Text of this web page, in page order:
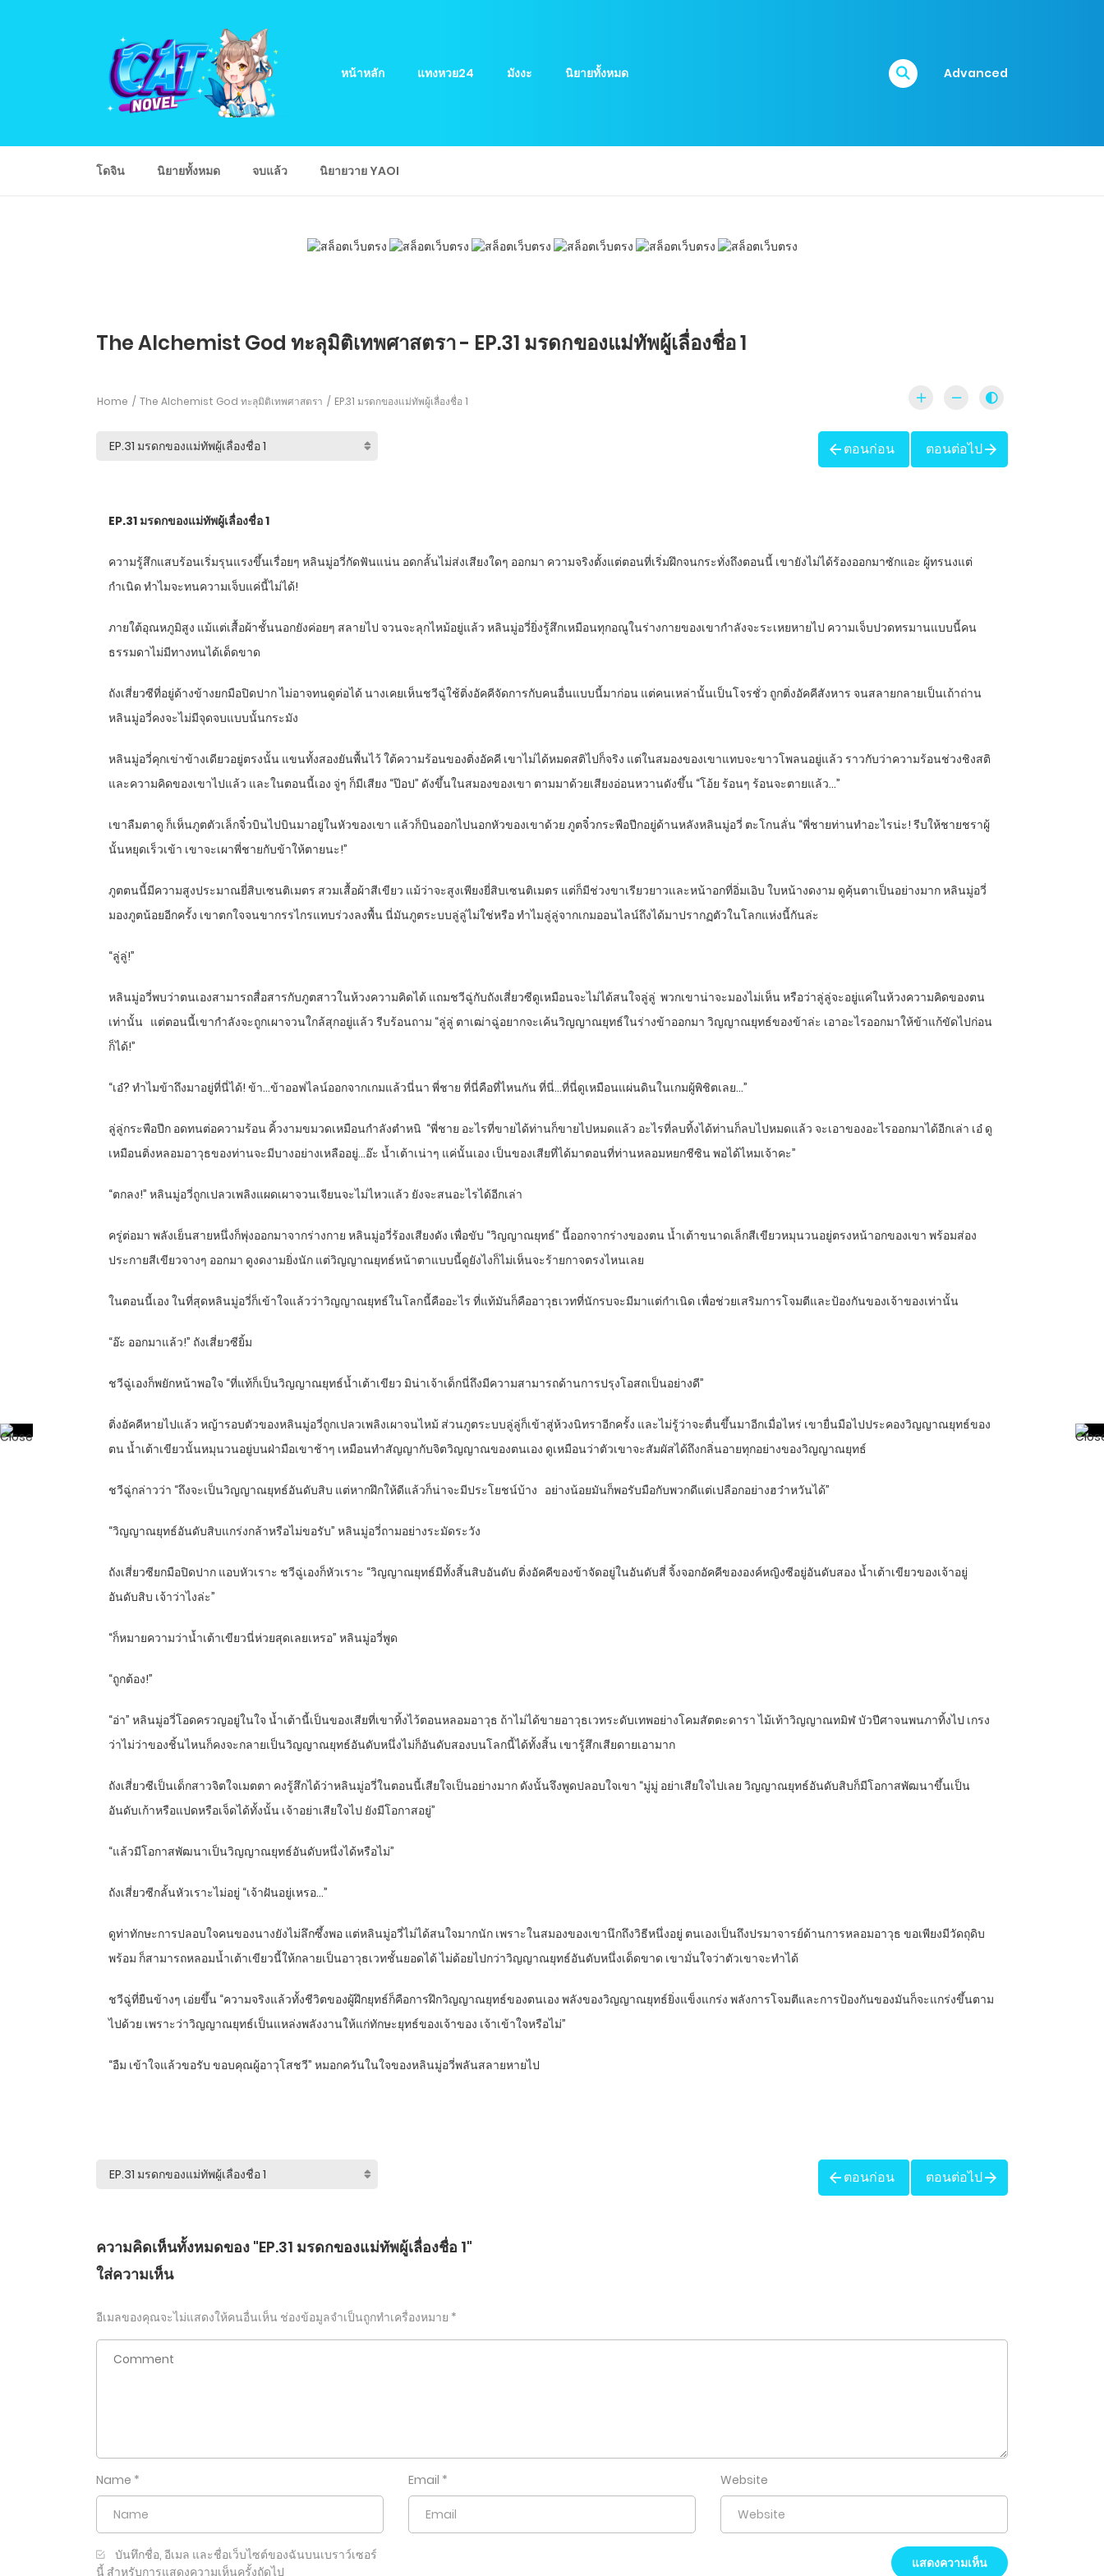
หน้าหลัก แทงหวย24 มังงะ นิยายทั้งหมด Advanced
โดจิน นิยายทั้งหมด จบแล้ว นิยายวาย YAOI
The Alchemist God ทะลุมิติเทพศาสตรา - EP.31 มรดกของแม่ทัพผู้เลื่องชื่อ 1
Home The Alchemist God ทะลุมิติเทพศาสตรา EP.31 มรดกของแม่ทัพผู้เลื่องชื่อ 1
ตอนก่อน ตอนต่อไป
EP.31 มรดกของแม่ทัพผู้เลื่องชื่อ1
ความรู้สึกแสบร้อนเริ่มรุนแรงขึ้นเรื่อยๆ หลินมู่อวี่กัดฟันแน่น อดกลั้นไม่ส่งเสียงใดๆ ออกมา ความจริงตั้งแต่ตอนที่เริ่มฝึกจนกระทั่งถึงตอนนี้ เขายังไม่ได้ร้องออกมาซักแอะ ผู้ทรนงแต่
กำเนิด ทำไมจะทนความเจ็บแค่นี้ไม่ได้!
ภายใต้อุณหภูมิสูง แม้แต่เสื้อผ้าชั้นนอกยังค่อยๆ สลายไป จวนจะลุกไหม้อยู่แล้ว หลินมู่อวี่ยิ่งรู้สึกเหมือนทุกอณูในร่างกายของเขากำลังจะระเหยหายไป ความเจ็บปวดทรมานแบบนี้คน
ธรรมดาไม่มีทางทนได้เด็ดขาด
ถังเสี่ยวซีที่อยู่ด้างข้างยกมือปิดปาก ไม่อาจทนดูต่อได้ นางเคยเห็นชวีฉู่ใช้ติ่งอัคคีจัดการกับคนอื่นแบบนี้มาก่อน แต่คนเหล่านั้นเป็นโจรชั่ว ถูกติ่งอัคคีสังหาร จนสลายกลายเป็นเถ้าถ่าน
หลินมู่อวี่คงจะไม่มีจุดจบแบบนั้นกระมัง
หลินมู่อวี่คุกเข่าข้างเดียวอยู่ตรงนั้น แขนทั้งสองยันพื้นไว้ ใต้ความร้อนของติ่งอัคคี เขาไม่ได้หมดสติไปก็จริง แต่ในสมองของเขาแทบจะขาวโพลนอยู่แล้ว ราวกับว่าความร้อนช่วงชิงสติ
และความคิดของเขาไปแล้ว และในตอนนี้เอง จู่ๆ ก็มีเสียง “ป๊อป” ดังขึ้นในสมองของเขา ตามมาด้วยเสียงอ่อนหวานดังขึ้น “โอ้ย ร้อนๆ ร้อนจะตายแล้ว…”
เขาลืมตาดู ก็เห็นภูตตัวเล็กจิ๋วบินไปบินมาอยู่ในหัวของเขา แล้วก็บินออกไปนอกหัวของเขาด้วย ภูตจิ๋วกระพือปีกอยู่ด้านหลังหลินมู่อวี่ ตะโกนลั่น “พี่ชายท่านทำอะไรน่ะ! รีบให้ชายชราผู้
นั้นหยุดเร็วเข้า เขาจะเผาพี่ชายกับข้าให้ตายนะ!”
ภูตตนนี้มีความสูงประมาณยี่สิบเซนติเมตร สวมเสื้อผ้าสีเขียว แม้ว่าจะสูงเพียงยี่สิบเซนติเมตร แต่ก็มีช่วงขาเรียวยาวและหน้าอกที่อิ่มเอิบ ใบหน้างดงาม ดูคุ้นตาเป็นอย่างมาก หลินมู่อวี่
มองภูตน้อยอีกครั้ง เขาตกใจจนขากรรไกรแทบร่วงลงพื้น นี่มันภูตระบบลู่ลู่ไม่ใช่หรือ ทำไมลู่ลู่จากเกมออนไลน์ถึงได้มาปรากฏตัวในโลกแห่งนี้กันล่ะ
“ลู่ลู่!”
หลินมู่อวี่พบว่าตนเองสามารถสื่อสารกับภูตสาวในห้วงความคิดได้ แถมชวีฉู่กับถังเสี่ยวซีดูเหมือนจะไม่ได้สนใจลู่ลู่ พวกเขาน่าจะมองไม่เห็น หรือว่าลู่ลู่จะอยู่แค่ในห้วงความคิดของตน
เท่านั้น แต่ตอนนี้เขากำลังจะถูกเผาจวนใกล้สุกอยู่แล้ว รีบร้อนถาม “ลู่ลู่ ตาเฒ่าฉู่อยากจะเค้นวิญญาณยุทธ์ในร่างข้าออกมา วิญญาณยุทธ์ของข้าล่ะ เอาอะไรออกมาให้ข้าแก้ขัดไปก่อน
ก็ได้!”
“เอ๋? ทำไมข้าถึงมาอยู่ที่นี่ได้! ข้า…ข้าออฟไลน์ออกจากเกมแล้วนี่นา พี่ชาย ที่นี่คือที่ไหนกัน ที่นี่…ที่นี่ดูเหมือนแผ่นดินในเกมผู้พิชิตเลย…”
ลู่ลู่กระพือปีก อดทนต่อความร้อน คิ้วงามขมวดเหมือนกำลังตำหนิ “พี่ชาย อะไรที่ขายได้ท่านก็ขายไปหมดแล้ว อะไรที่ลบทิ้งได้ท่านก็ลบไปหมดแล้ว จะเอาของอะไรออกมาได้อีกเล่า เอ๋ ดู
เหมือนติ่งหลอมอาวุธของท่านจะมีบางอย่างเหลืออยู่…อ๊ะ น้ำเต้าเน่าๆ แค่นั้นเอง เป็นของเสียที่ได้มาตอนที่ท่านหลอมหยกชีซิน พอได้ไหมเจ้าคะ”
“ตกลง!” หลินมู่อวี่ถูกเปลวเพลิงแผดเผาจวนเจียนจะไม่ไหวแล้ว ยังจะสนอะไรได้อีกเล่า
ครู่ต่อมา พลังเย็นสายหนึ่งก็พุ่งออกมาจากร่างกาย หลินมู่อวี่ร้องเสียงดัง เพื่อขับ “วิญญาณยุทธ์” นี้ออกจากร่างของตน น้ำเต้าขนาดเล็กสีเขียวหมุนวนอยู่ตรงหน้าอกของเขา พร้อมส่อง
ประกายสีเขียวจางๆ ออกมา ดูงดงามยิ่งนัก แต่วิญญาณยุทธ์หน้าตาแบบนี้ดูยังไงก็ไม่เห็นจะร้ายกาจตรงไหนเลย
ในตอนนี้เอง ในที่สุดหลินมู่อวี่ก็เข้าใจแล้วว่าวิญญาณยุทธ์ในโลกนี้คืออะไร ที่แท้มันก็คืออาวุธเวทที่นักรบจะมีมาแต่กำเนิด เพื่อช่วยเสริมการโจมตีและป้องกันของเจ้าของเท่านั้น
“อ๊ะ ออกมาแล้ว!” ถังเสี่ยวซียิ้ม
ชวีฉู่เองก็พยักหน้าพอใจ “ที่แท้ก็เป็นวิญญาณยุทธ์น้ำเต้าเขียว มิน่าเจ้าเด็กนี่ถึงมีความสามารถด้านการปรุงโอสถเป็นอย่างดี”
ติ่งอัคคีหายไปแล้ว หญ้ารอบตัวของหลินมู่อวี่ถูกเปลวเพลิงเผาจนไหม้ ส่วนภูตระบบลู่ลู่ก็เข้าสู่ห้วงนิทราอีกครั้ง และไม่รู้ว่าจะตื่นขึ้นมาอีกเมื่อไหร่ เขายื่นมือไปประคองวิญญาณยุทธ์ของ
ตน น้ำเต้าเขียวนั้นหมุนวนอยู่บนฝ่ามือเขาช้าๆ เหมือนทำสัญญากับจิตวิญญาณของตนเอง ดูเหมือนว่าตัวเขาจะสัมผัสได้ถึงกลิ่นอายทุกอย่างของวิญญาณยุทธ์
ชวีฉู่กล่าวว่า “ถึงจะเป็นวิญญาณยุทธ์อันดับสิบ แต่หากฝึกให้ดีแล้วก็น่าจะมีประโยชน์บ้าง อย่างน้อยมันก็พอรับมือกับพวกดีแต่เปลือกอย่างฮว๋าหวันได้”
“วิญญาณยุทธ์อันดับสิบแกร่งกล้าหรือไม่ขอรับ” หลินมู่อวี่ถามอย่างระมัดระวัง
ถังเสี่ยวซียกมือปิดปาก แอบหัวเราะ ชวีฉู่เองก็หัวเราะ “วิญญาณยุทธ์มีทั้งสิ้นสิบอันดับ ติ่งอัคคีของข้าจัดอยู่ในอันดับสี่ จิ้งจอกอัคคีขององค์หญิงซีอยู่อันดับสอง น้ำเต้าเขียวของเจ้าอยู่
อันดับสิบ เจ้าว่าไงล่ะ”
“ก็หมายความว่าน้ำเต้าเขียวนี่ห่วยสุดเลยเหรอ” หลินมู่อวี่พูด
“ถูกต้อง!”
“อ่า” หลินมู่อวี่โอดครวญอยู่ในใจ น้ำเต้านี้เป็นของเสียที่เขาทิ้งไว้ตอนหลอมอาวุธ ถ้าไม่ได้ขายอาวุธเวทระดับเทพอย่างโคมสัตตะดารา ไม้เท้าวิญญาณทมิฬ บัวปีศาจนพนภาทิ้งไป เกรง
ว่าไม่ว่าของชิ้นไหนก็คงจะกลายเป็นวิญญาณยุทธ์อันดับหนึ่งไม่ก็อันดับสองบนโลกนี้ได้ทั้งสิ้น เขารู้สึกเสียดายเอามาก
ถังเสี่ยวซีเป็นเด็กสาวจิตใจเมตตา คงรู้สึกได้ว่าหลินมู่อวี่ในตอนนี้เสียใจเป็นอย่างมาก ดังนั้นจึงพูดปลอบใจเขา “มู่มู่ อย่าเสียใจไปเลย วิญญาณยุทธ์อันดับสิบก็มีโอกาสพัฒนาขึ้นเป็น
อันดับเก้าหรือแปดหรือเจ็ดได้ทั้งนั้น เจ้าอย่าเสียใจไป ยังมีโอกาสอยู่”
“แล้วมีโอกาสพัฒนาเป็นวิญญาณยุทธ์อันดับหนึ่งได้หรือไม่”
ถังเสี่ยวซีกลั้นหัวเราะไม่อยู่ “เจ้าฝันอยู่เหรอ…”
ดูท่าทักษะการปลอบใจคนของนางยังไม่ลึกซึ้งพอ แต่หลินมู่อวี่ไม่ได้สนใจมากนัก เพราะในสมองของเขานึกถึงวิธีหนึ่งอยู่ ตนเองเป็นถึงปรมาจารย์ด้านการหลอมอาวุธ ขอเพียงมีวัดถุดิบ
พร้อม ก็สามารถหลอมน้ำเต้าเขียวนี้ให้กลายเป็นอาวุธเวทชั้นยอดได้ ไม่ด้อยไปกว่าวิญญาณยุทธ์อันดับหนึ่งเด็ดขาด เขามั่นใจว่าตัวเขาจะทำได้
ชวีฉู่ที่ยืนข้างๆ เอ่ยขึ้น “ความจริงแล้วทั้งชีวิตของผู้ฝึกยุทธ์ก็คือการฝึกวิญญาณยุทธ์ของตนเอง พลังของวิญญาณยุทธ์ยิ่งแข็งแกร่ง พลังการโจมตีและการป้องกันของมันก็จะแกร่งขึ้นตาม
ไปด้วย เพราะว่าวิญญาณยุทธ์เป็นแหล่งพลังงานให้แก่ทักษะยุทธ์ของเจ้าของ เจ้าเข้าใจหรือไม่”
“อืม เข้าใจแล้วขอรับ ขอบคุณผู้อาวุโสชวี” หมอกควันในใจของหลินมู่อวี่พลันสลายหายไป
ตอนก่อน ตอนต่อไป
ความคิดเห็นทั้งหมดของ "EP.31 มรดกของแม่ทัพผู้เลื่องชื่อ 1"
ใส่ความเห็น
อีเมลของคุณจะไม่แสดงให้คนอื่นเห็น ช่องข้อมูลจำเป็นถูกทำเครื่องหมาย *
Name * Email * Website
บันทึกชื่อ, อีเมล และชื่อเว็บไซต์ของฉันบนเบราว์เซอร์
นี้ สำหรับการแสดงความเห็นครั้งถัดไป